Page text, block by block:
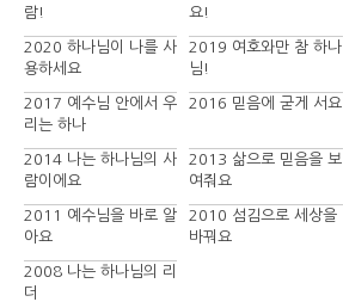
람!
요!
2020 하나님이 나를 사
용하세요
2019 여호와만 참 하나
님!
2017 예수님 안에서 우
리는 하나
2016 믿음에 굳게 서요
2014 나는 하나님의 사
람이에요
2013 삶으로 믿음을 보
여줘요
2011 예수님을 바로 알
아요
2010 섬김으로 세상을
바꿔요
2008 나는 하나님의 리
더